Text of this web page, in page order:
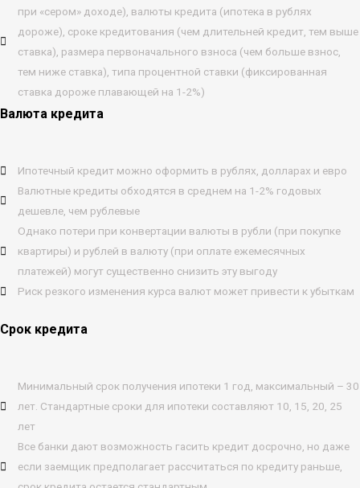
при «сером» доходе), валюты кредита (ипотека в рублях
дороже), сроке кредитования (чем длительней кредит, тем выше
ставка), размера первоначального взноса (чем больше взнос,
тем ниже ставка), типа процентной ставки (фиксированная
ставка дороже плавающей на 1-2%)
Валюта кредита
Ипотечный кредит можно оформить в рублях, долларах и евро
Валютные кредиты обходятся в среднем на 1-2% годовых
дешевле, чем рублевые
Однако потери при конвертации валюты в рубли (при покупке
квартиры) и рублей в валюту (при оплате ежемесячных
платежей) могут существенно снизить эту выгоду
Риск резкого изменения курса валют может привести к убыткам
Срок кредита
Минимальный срок получения ипотеки 1 год, максимальный – 30
лет. Стандартные сроки для ипотеки составляют 10, 15, 20, 25
лет
Все банки дают возможность гасить кредит досрочно, но даже
если заемщик предполагает рассчитаться по кредиту раньше,